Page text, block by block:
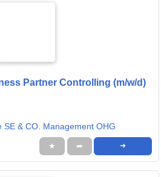
Partner Controlling (m/w/d)
SE & CO. Management OHG
★ ➦ ➜